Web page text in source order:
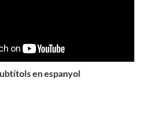
ubtítols en espanyol